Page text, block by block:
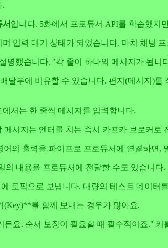
.
서 입니다. 5화에서 프로듀서 API를 학습했지
입력 대기 상태가 되었습니다. 마치 채팅
명했습니다. "각 줄이 하나의 메시지가 됩니
달부에 비유할 수 있습니다. 편지(메시지)
서는 한 줄씩 메시지를 입력합니다.
시지는 엔터를 치는 즉시 카프카 브로커로
어의 출력을 파이프로 프로듀서에 연결하면
의 내용을 프로듀서에 전달할 수도 있습니다.
토픽으로 보냅니다. 대량의 테스트 데이터
를 함께 보내는 경우가 많아요.
. 순서 보장이 필요할 때 필수적이죠." 키